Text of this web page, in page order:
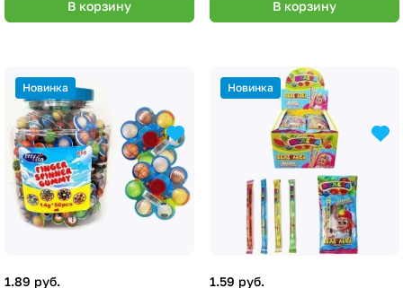
В корзину В корзину
Новинка
1.89 руб.
Новинка
1.59 руб.